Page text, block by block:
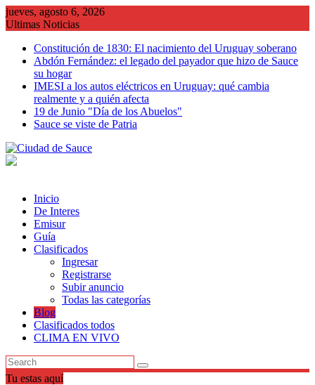
Saltar
al
jueves, agosto 6, 2026
Ultimas Noticias
Constitución de 1830: El nacimiento del Uruguay soberano
Abdón Fernández: el legado del payador que hizo de Sauce
su hogar
IMESI a los autos eléctricos en Uruguay: qué cambia
realmente y a quién afecta
19 de Junio "Día de los Abuelos"
Sauce se viste de Patria
Inicio
De Interes
Emisur
Guía
Clasificados
Ingresar
Registrarse
Subir anuncio
Todas las categorías
Blog
Clasificados todos
CLIMA EN VIVO
Tu estas aquí